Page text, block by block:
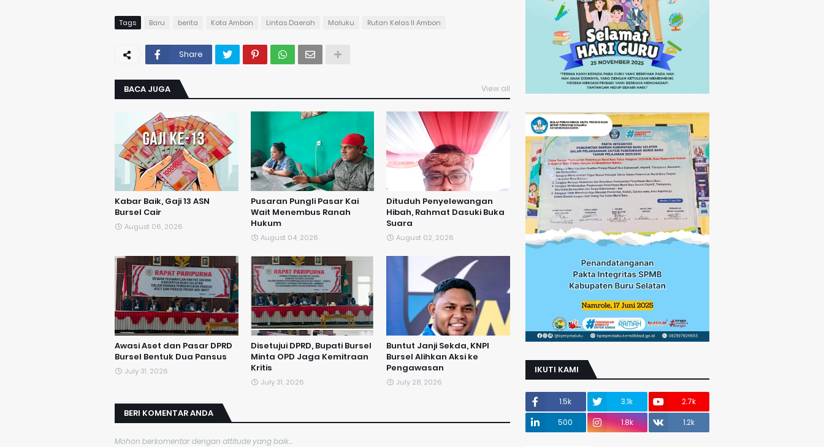
Tags Baru berita Kota Ambon Lintas Daerah Maluku Rutan Kelas II Ambon
Share
BACA JUGA View all
Kabar Baik, Gaji 13 ASN
Bursel Cair
August 06, 2026
Pusaran Pungli Pasar Kai
Wait Menembus Ranah
Hukum
August 04, 2026
Dituduh Penyelewangan
Hibah, Rahmat Dasuki Buka
Suara
August 02, 2026
Awasi Aset dan Pasar DPRD
Bursel Bentuk Dua Pansus
July 31, 2026
Disetujui DPRD, Bupati Bursel
Minta OPD Jaga Kemitraan
Kritis
July 31, 2026
​Buntut Janji Sekda, KNPI
Bursel Alihkan Aksi ke
Pengawasan
July 28, 2026
BERI KOMENTAR ANDA
Mohon berkomentar dengan attitude yang baik...
IKUTI KAMI
1.5k 3.1k
2.7k
500
1.8k 1.2k